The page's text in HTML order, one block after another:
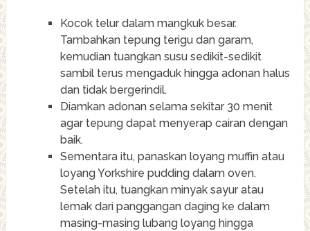
Kocok telur dalam mangkuk besar.
Tambahkan tepung terigu dan garam,
kemudian tuangkan susu sedikit-sedikit
sambil terus mengaduk hingga adonan halus
dan tidak bergerindil.
Diamkan adonan selama sekitar 30 menit
agar tepung dapat menyerap cairan dengan
baik.
Sementara itu, panaskan loyang muffin atau
loyang Yorkshire pudding dalam oven.
Setelah itu, tuangkan minyak sayur atau
lemak dari panggangan daging ke dalam
masing-masing lubang loyang hingga